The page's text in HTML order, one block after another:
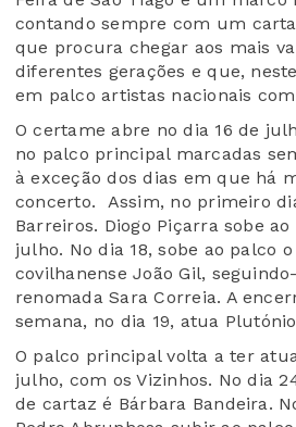
contando sempre com um
que procura chegar aos mais
diferentes gerações e que,
em palco artistas nacionais
O certame abre no dia 16 de
no palco principal marcadas
à exceção dos dias em que há
concerto. Assim, no primeiro
Barreiros. Diogo Piçarra sobe
julho. No dia 18, sobe ao palco
covilhanense João Gil,
renomada Sara Correia. A
semana, no dia 19, atua
O palco principal volta a ter
julho, com os Vizinhos. No dia
de cartaz é Bárbara Bandeira.